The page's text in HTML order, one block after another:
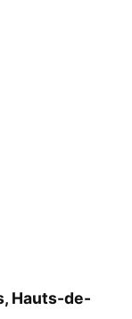
Hauts-de-